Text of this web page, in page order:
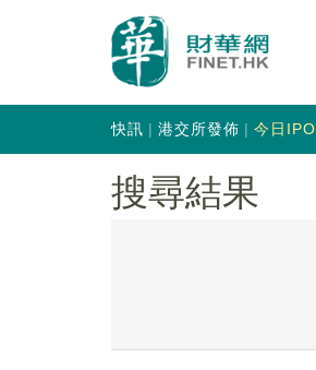
快訊 港交所發佈 今日IPO
搜尋結果